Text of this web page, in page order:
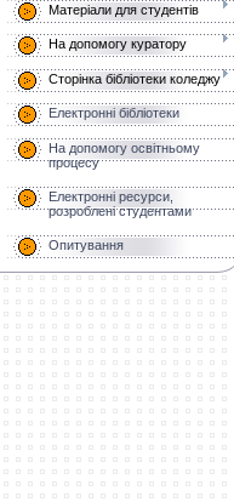
Матеріали для студентів
На допомогу куратору
Сторінка бібліотеки коледжу
Електронні бібліотеки
На допомогу освітньому
процесу
Електронні ресурси,
розроблені студентами
Опитування